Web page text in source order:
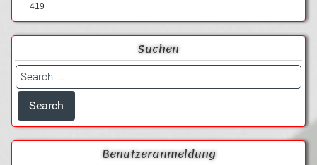
419
Suchen
Benutzeranmeldung